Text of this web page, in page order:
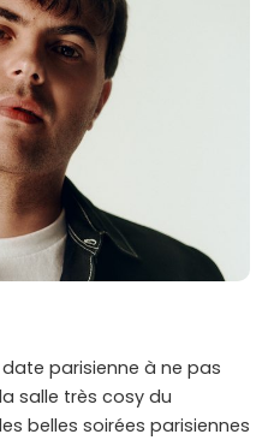
parisienne à ne pas
salle très cosy du
belles soirées parisiennes